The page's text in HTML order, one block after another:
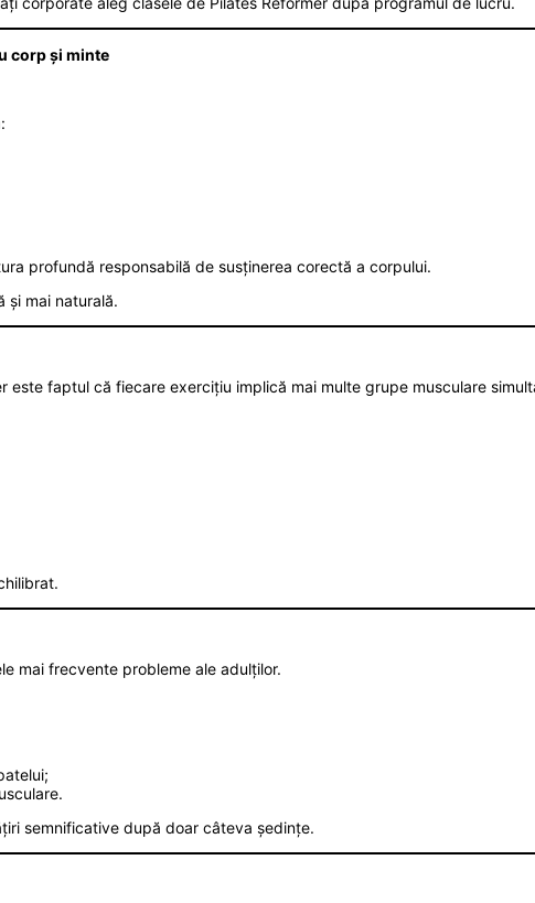
corp și minte
profundă responsabilă de susținerea corectă a corpului.
și mai naturală.
este faptul că fiecare exercițiu implică mai multe grupe musculare
mai frecvente probleme ale adulților.
semnificative după doar câteva ședințe.